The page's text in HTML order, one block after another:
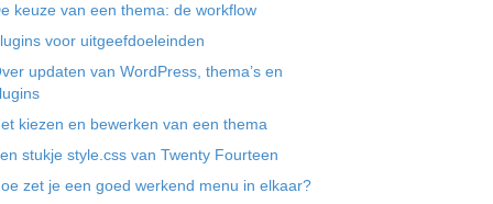
keuze van een thema: de workflow
voor uitgeefdoeleinden
updaten van WordPress, thema’s en
kiezen en bewerken van een thema
stukje style.css van Twenty Fourteen
zet je een goed werkend menu in elkaar?